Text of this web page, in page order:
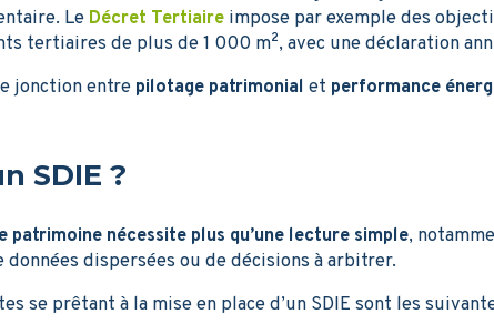
Le Décret Tertiaireimpose par exemple des
tertiaires de plus de 1 000 m², avec une déclaration
jonction entre pilotage patrimonial et performance
SDIE ?
patrimoine nécessite plus qu’une lecture simple,
dispersées ou de décisions à arbitrer.
se prêtant à la mise en place d’un SDIE sont les